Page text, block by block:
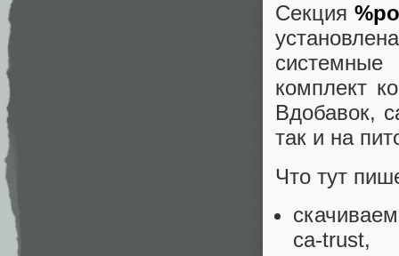
Секция
комплект
Вдобавок,
так и на
Что тут
ca-trust,